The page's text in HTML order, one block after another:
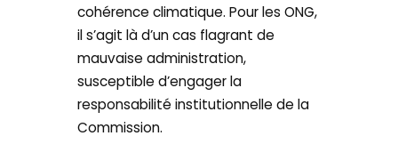
cohérence climatique. Pour les ONG,
il s’agit là d’un cas flagrant de
mauvaise administration,
susceptible d’engager la
responsabilité institutionnelle de la
Commission.